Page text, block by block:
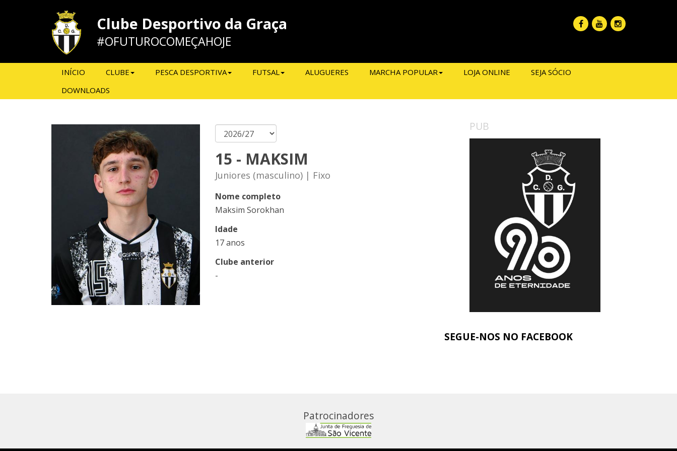
Clube Desportivo da Graça
#OFUTUROCOMEÇAHOJE
INÍCIO CLUBE PESCA DESPORTIVA FUTSAL ALUGUERES MARCHA POPULAR LOJA ONLINE
SEJA SÓCIO
DOWNLOADS
15 - MAKSIM
Juniores (masculino) | Fixo
Nome completo
Maksim Sorokhan
Idade
17 anos
Clube anterior
-
PUB
SEGUE-NOS NO FACEBOOK
Patrocinadores